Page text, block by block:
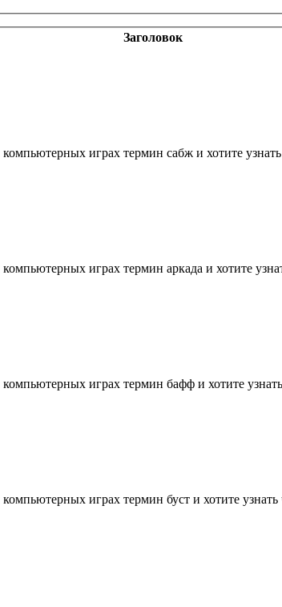
Заголовок
играх термин сабж и хотите
играх термин аркада и хотите
играх термин бафф и хотите
играх термин буст и хотите узнать